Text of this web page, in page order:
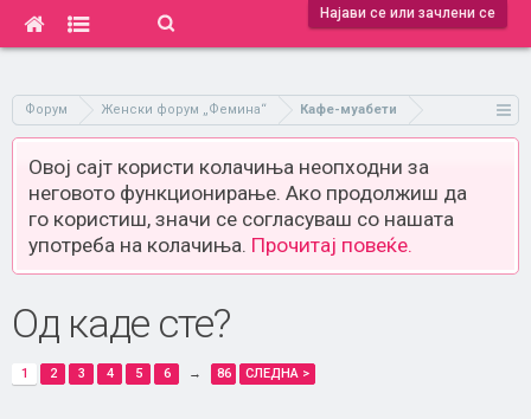
Најави се или зачлени се
Форум Женски форум „Фемина“ Кафе-муабети
Овој сајт користи колачиња неопходни за
неговото функционирање. Ако продолжиш да
го користиш, значи се согласуваш со нашата
употреба на колачиња. Прочитај повеќе.
Од каде сте?
1 2 3 4 5 6 → 86 СЛЕДНА >